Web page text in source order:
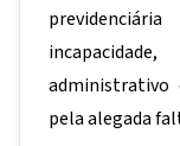
administrativo
pela alegada